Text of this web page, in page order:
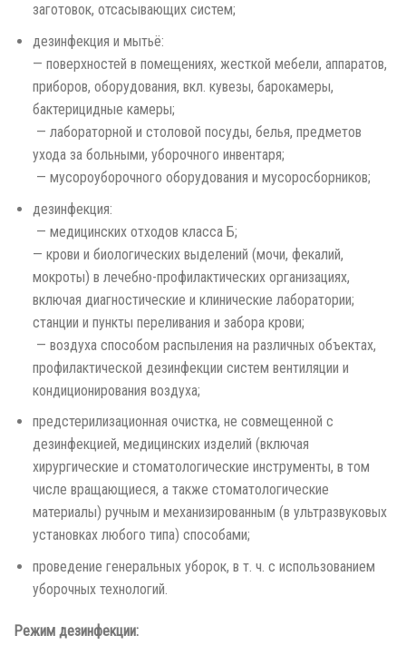
заготовок, отсасывающих систем;
дезинфекция и мытьё:
— ­поверхностей в помещениях, жесткой мебели, аппаратов,
приборов, оборудования, вкл. кувезы, барокамеры,
бактерицидные камеры;
­ — лабораторной и столовой посуды, белья, предметов
ухода за больными, уборочного инвентаря;
­ — мусороуборочного оборудования и мусоросборников;
дезинфекция:
­ — ­медицинских отходов класса Б;
— ­крови и биологических выделений (мочи, фекалий,
мокроты) в лечебно-профилактических организациях,
включая диагностические и клинические лаборатории;
станции и пункты переливания и забора крови;
­ — воздуха способом распыления на различных объектах,
профилактической дезинфекции систем вентиляции и
кондиционирования воздуха;
предстерилизационная очистка, не совмещенной с
дезинфекцией, медицинских изделий (включая
хирургические и стоматологические инструменты, в том
числе вращающиеся, а также стоматологические
материалы) ручным и механизированным (в ультразвуковых
установках любого типа) способами;
проведение генеральных уборок, в т. ч. с использованием
уборочных технологий.
Режим дезинфекции: